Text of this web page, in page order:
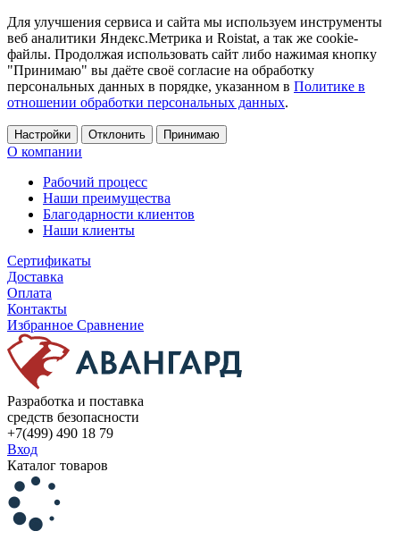
Для улучшения сервиса и сайта мы используем инструменты
веб аналитики Яндекс.Метрика и Roistat, а так же cookie-
файлы. Продолжая использовать сайт либо нажимая кнопку
"Принимаю" вы даёте своё согласие на обработку
персональных данных в порядке, указанном в Политике в
отношении обработки персональных данных.
Настройки Отклонить Принимаю
О компании
Рабочий процесс
Наши преимущества
Благодарности клиентов
Наши клиенты
Сертификаты
Доставка
Оплата
Контакты
Избранное Сравнение
Разработка и поставка
средств безопасности
+7(499) 490 18 79
Вход
Каталог товаров